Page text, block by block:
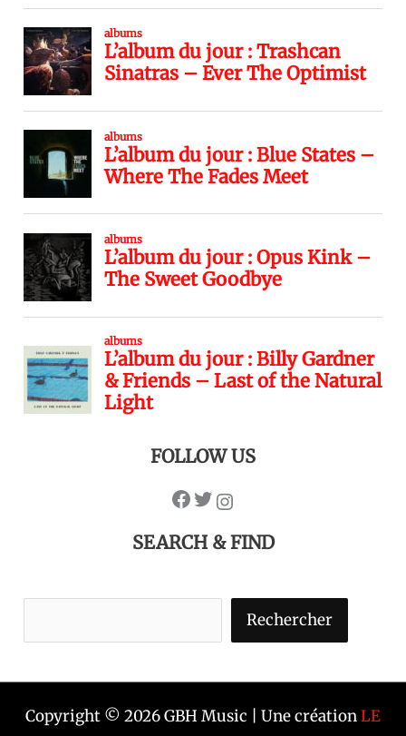
FOLLOW US
SEARCH & FIND
Rechercher
Copyright © 2026 GBH Music | Une créationLE